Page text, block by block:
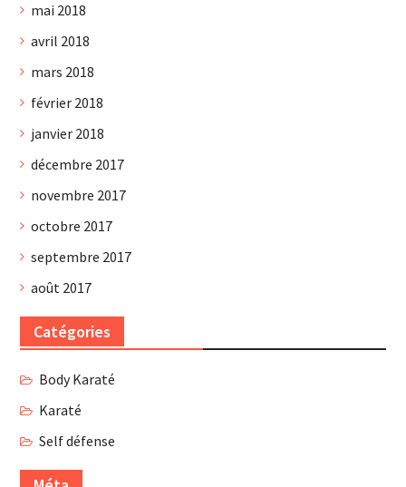
mai 2018
avril 2018
mars 2018
février 2018
janvier 2018
décembre 2017
novembre 2017
octobre 2017
septembre 2017
août 2017
Catégories
Body Karaté
Karaté
Self défense